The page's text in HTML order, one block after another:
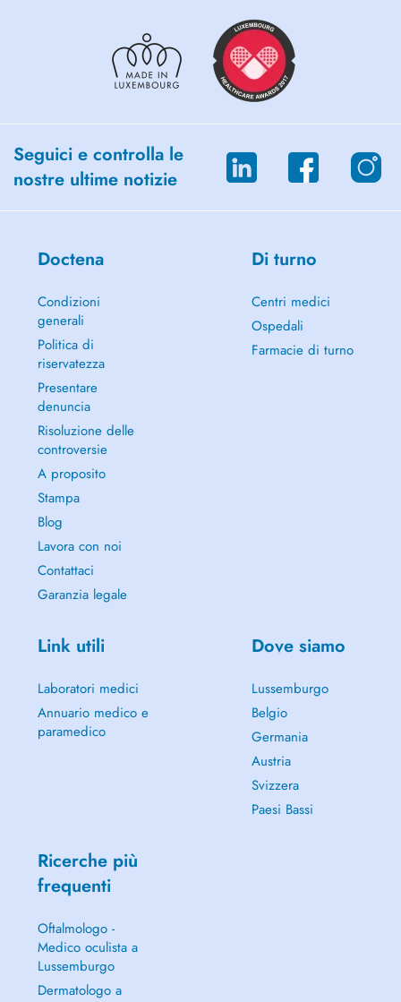
Seguici e controlla le
nostre ultime notizie
Doctena
Condizioni
generali
Politica di
riservatezza
Presentare
denuncia
Risoluzione delle
controversie
A proposito
Stampa
Blog
Lavora con noi
Contattaci
Garanzia legale
Di turno
Centri medici
Ospedali
Farmacie di turno
Link utili
Laboratori medici
Annuario medico e
paramedico
Dove siamo
Lussemburgo
Belgio
Germania
Austria
Svizzera
Paesi Bassi
Ricerche più
frequenti
Oftalmologo -
Medico oculista a
Lussemburgo
Dermatologo a